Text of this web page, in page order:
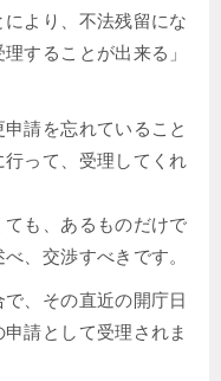
より、不法残留にな
することが出来る」
請を忘れていること
って、受理してくれ
も、あるものだけで
、交渉すべきです。
、その直近の開庁日
請として受理されま